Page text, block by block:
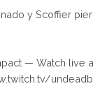
y Scoffier
— Watch live